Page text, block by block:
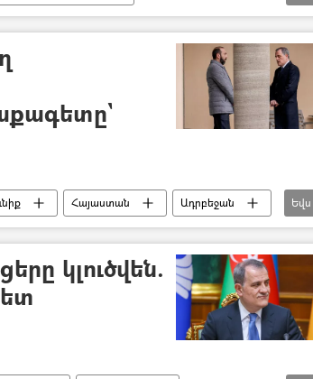
Հայաստան
Ադրբեջան
Եվս
կլուծվեն.